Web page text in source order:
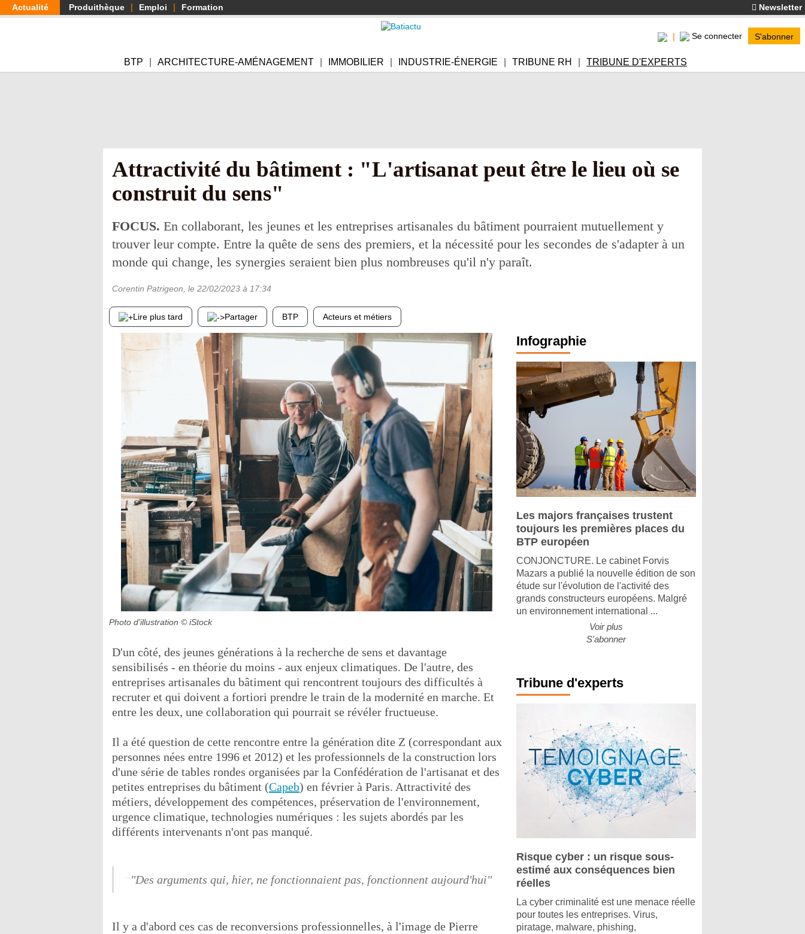
Aller
au
Actualité Produithèque Emploi Formation Newsletter
Se connecter S'abonner
BTP ARCHITECTURE-AMÉNAGEMENT IMMOBILIER INDUSTRIE-ÉNERGIE TRIBUNE RH TRIBUNE D'EXPERTS
Attractivité du bâtiment : "L'artisanat peut être le lieu où se
construit du sens"
FOCUS. En collaborant, les jeunes et les entreprises artisanales du bâtiment pourraient mutuellement y
trouver leur compte. Entre la quête de sens des premiers, et la nécessité pour les secondes de s'adapter à un
monde qui change, les synergies seraient bien plus nombreuses qu'il n'y paraît.
Corentin Patrigeon , le 22/02/2023 à 17:34
Lire plus tard Partager BTP Acteurs et métiers
Photo d'illustration © iStock
D'un côté, des jeunes générations à la recherche de sens et davantage
sensibilisés - en théorie du moins - aux enjeux climatiques. De l'autre, des
entreprises artisanales du bâtiment qui rencontrent toujours des difficultés à
recruter et qui doivent a fortiori prendre le train de la modernité en marche. Et
entre les deux, une collaboration qui pourrait se révéler fructueuse.
Il a été question de cette rencontre entre la génération dite Z (correspondant aux
personnes nées entre 1996 et 2012) et les professionnels de la construction lors
d'une série de tables rondes organisées par la Confédération de l'artisanat et des
petites entreprises du bâtiment (Capeb) en février à Paris. Attractivité des
métiers, développement des compétences, préservation de l'environnement,
urgence climatique, technologies numériques : les sujets abordés par les
différents intervenants n'ont pas manqué.
"Des arguments qui, hier, ne fonctionnaient pas, fonctionnent aujourd'hui"
Il y a d'abord ces cas de reconversions professionnelles, à l'image de Pierre
Infographie
Les majors françaises trustent
toujours les premières places du
BTP européen
CONJONCTURE. Le cabinet Forvis
Mazars a publié la nouvelle édition de son
étude sur l'évolution de l'activité des
grands constructeurs européens. Malgré
un environnement international ...
Voir plus
S'abonner
Tribune d'experts
Risque cyber : un risque sous-
estimé aux conséquences bien
réelles
La cyber criminalité est une menace réelle
pour toutes les entreprises. Virus,
piratage, malware, phishing,